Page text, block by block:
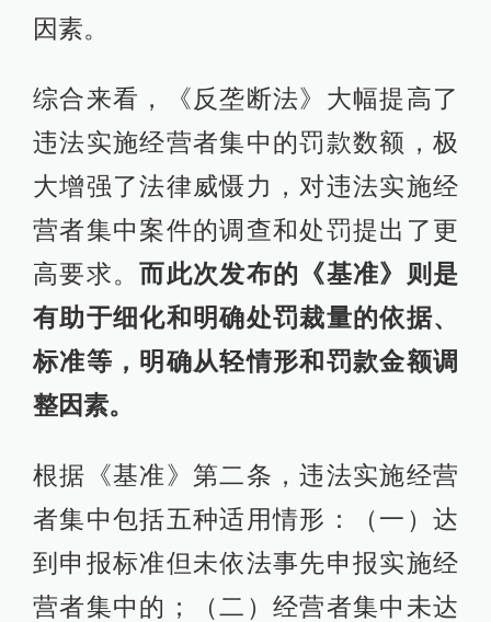
因素。
综合来看，《反垄断法》大幅提高了
违法实施经营者集中的罚款数额，极
大增强了法律威慑力，对违法实施经
营者集中案件的调查和处罚提出了更
高要求。而此次发布的《基准》则是
有助于细化和明确处罚裁量的依据、
标准等，明确从轻情形和罚款金额调
整因素。
根据《基准》第二条，违法实施经营
者集中包括五种适用情形：（一）达
到申报标准但未依法事先申报实施经
营者集中的；（二）经营者集中未达